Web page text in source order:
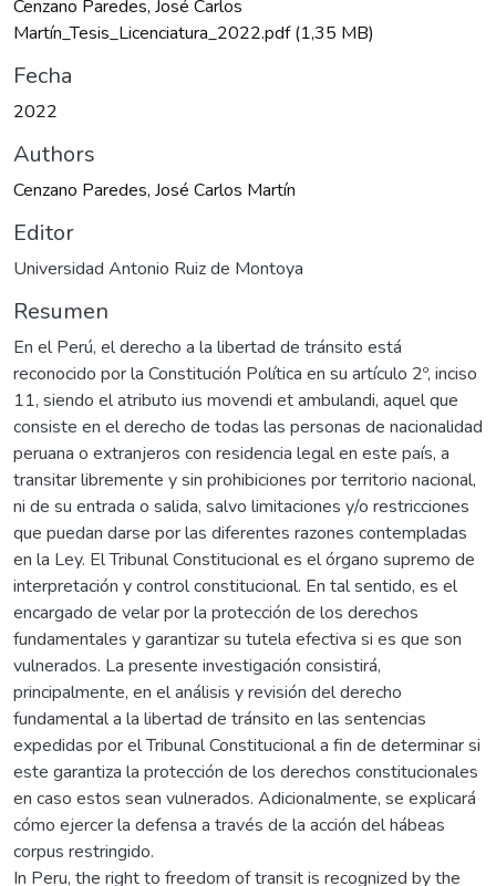
Cenzano Paredes, José Carlos
Martín_Tesis_Licenciatura_2022.pdf(1,35 MB)
Fecha
2022
Authors
Cenzano Paredes, José Carlos Martín
Editor
Universidad Antonio Ruiz de Montoya
Resumen
En el Perú, el derecho a la libertad de tránsito está
reconocido por la Constitución Política en su artículo 2º, inciso
11, siendo el atributo ius movendi et ambulandi, aquel que
consiste en el derecho de todas las personas de nacionalidad
peruana o extranjeros con residencia legal en este país, a
transitar libremente y sin prohibiciones por territorio nacional,
ni de su entrada o salida, salvo limitaciones y/o restricciones
que puedan darse por las diferentes razones contempladas
en la Ley. El Tribunal Constitucional es el órgano supremo de
interpretación y control constitucional. En tal sentido, es el
encargado de velar por la protección de los derechos
fundamentales y garantizar su tutela efectiva si es que son
vulnerados. La presente investigación consistirá,
principalmente, en el análisis y revisión del derecho
fundamental a la libertad de tránsito en las sentencias
expedidas por el Tribunal Constitucional a fin de determinar si
este garantiza la protección de los derechos constitucionales
en caso estos sean vulnerados. Adicionalmente, se explicará
cómo ejercer la defensa a través de la acción del hábeas
corpus restringido.
In Peru, the right to freedom of transit is recognized by the